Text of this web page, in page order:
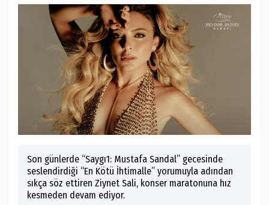
Son günlerde “Saygı1: Mustafa Sandal” gecesinde
seslendirdiği “En Kötü İhtimalle” yorumuyla adından
sıkça söz ettiren Ziynet Sali, konser maratonuna hız
kesmeden devam ediyor.